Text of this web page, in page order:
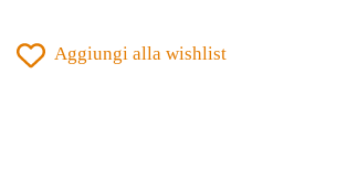
TURCHESE
Aggiungi alla wishlist